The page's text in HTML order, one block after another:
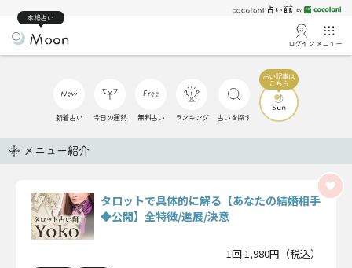
本格占い
ログイン メニュー
新着占い 今日の運勢 無料占い ランキング 占いを探す
メニュー紹介
タロットで具体的に解る【あなたの結婚相手
◆公開】全特徴/進展/決意
1回 1,980円（税込）